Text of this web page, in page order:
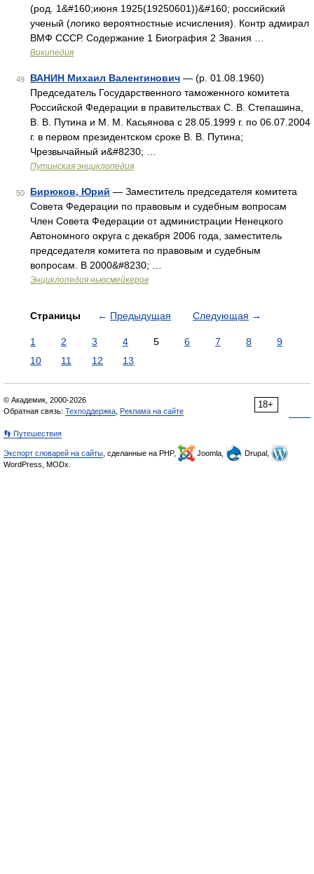
(род. 1&#160;июня 1925(19250601))&#160; российский
ученый (логико вероятностные исчисления). Контр адмирал
ВМФ СССР. Содержание 1 Биография 2 Звания …
Википедия
49 ВАНИН Михаил Валентинович — (р. 01.08.1960)
Председатель Государственного таможенного комитета
Российской Федерации в правительствах С. В. Степашина,
В. В. Путина и М. М. Касьянова с 28.05.1999 г. по 06.07.2004
г. в первом президентском сроке В. В. Путина;
Чрезвычайный и&#8230; …
Путинская энциклопедия
50 Бирюков, Юрий — Заместитель председателя комитета
Совета Федерации по правовым и судебным вопросам
Член Совета Федерации от администрации Ненецкого
Автономного округа с декабря 2006 года, заместитель
председателя комитета по правовым и судебным
вопросам. В 2000&#8230; …
Энциклопедия ньюсмейкеров
Страницы ← Предыдущая Следующая →
1 2 3 4 5 6 7 8
9
10
11 12 13
18+
© Академик, 2000-2026
Обратная связь: Техподдержка Реклама на сайте
👣 Путешествия
Экспорт словарей на сайты , сделанные на PHP, Joomla,
Drupal,
WordPress, MODx.